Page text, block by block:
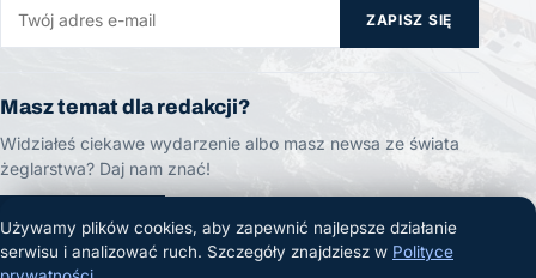
ZAPISZ SIĘ
Masz temat dla redakcji?
Widziałeś ciekawe wydarzenie albo masz newsa ze świata
żeglarstwa? Daj nam znać!
ZGŁOŚ TEMAT
Używamy plików cookies, aby zapewnić najlepsze działanie
serwisu i analizować ruch. Szczegóły znajdziesz w Polityce